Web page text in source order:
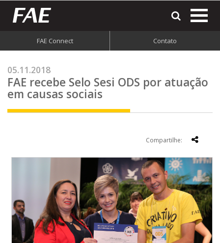
FAE Connect Contato
05.11.2018
FAE recebe Selo Sesi ODS por atuação
em causas sociais
Compartilhe: